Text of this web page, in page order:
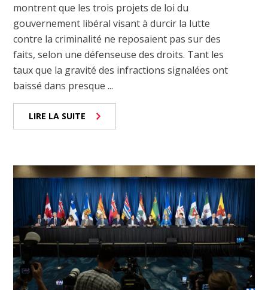
montrent que les trois projets de loi du
gouvernement libéral visant à durcir la lutte
contre la criminalité ne reposaient pas sur des
faits, selon une défenseuse des droits. Tant les
taux que la gravité des infractions signalées ont
baissé dans presque ...
LIRE LA SUITE